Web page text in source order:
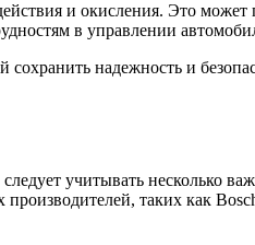
и окисления. Это
в управлении
надежность и
учитывать несколько
таких как